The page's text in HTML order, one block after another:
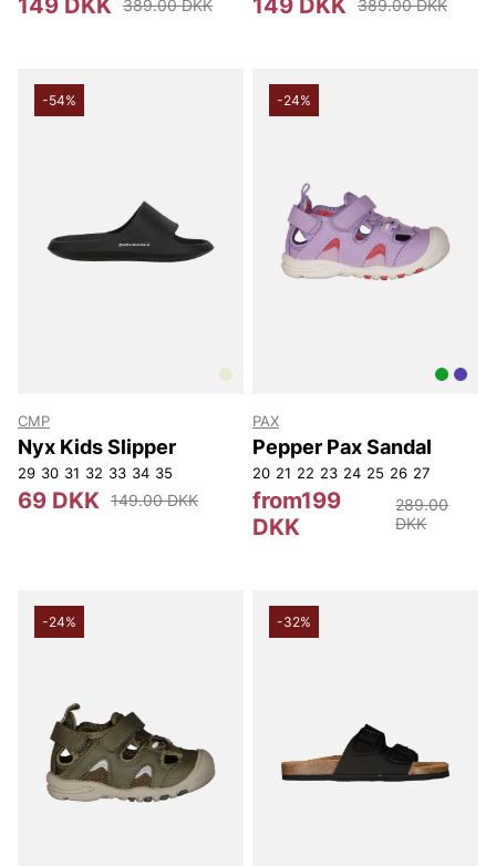
149 DKK 389.00 DKK 149 DKK 389.00 DKK
-54%
CMP
Nyx Kids Slipper
29 30 31 32 33 34 35
69 DKK 149.00 DKK
-24%
PAX
Pepper Pax Sandal
20 21 22 23 24 25 26 27
from199
DKK
289.00
DKK
-24% -32%